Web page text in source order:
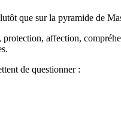
que sur la pyramide de
affection,
de questionner :